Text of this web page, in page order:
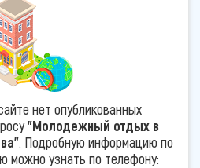
нет опубликованных
"Молодежный отдых в
. Подробную информацию по
можно узнать по телефону: